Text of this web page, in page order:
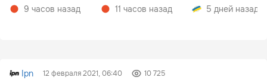
9 часов назад
11 часов назад
5 дней назад
Ipn 12 февраля 2021, 06:40 10 725